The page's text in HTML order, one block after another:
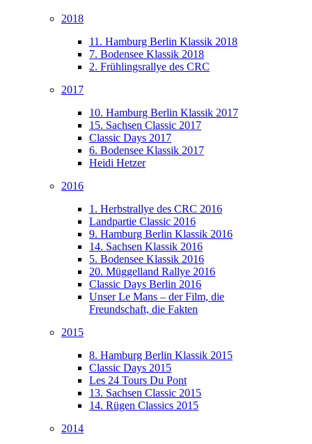
2018
11. Hamburg Berlin Klassik 2018
7. Bodensee Klassik 2018
2. Frühlingsrallye des CRC
2017
10. Hamburg Berlin Klassik 2017
15. Sachsen Classic 2017
Classic Days 2017
6. Bodensee Klassik 2017
Heidi Hetzer
2016
1. Herbstrallye des CRC 2016
Landpartie Classic 2016
9. Hamburg Berlin Klassik 2016
14. Sachsen Klassik 2016
5. Bodensee Klassik 2016
20. Müggelland Rallye 2016
Classic Days Berlin 2016
Unser Le Mans – der Film, die
Freundschaft, die Fakten
2015
8. Hamburg Berlin Klassik 2015
Classic Days 2015
Les 24 Tours Du Pont
13. Sachsen Classic 2015
14. Rügen Classics 2015
2014